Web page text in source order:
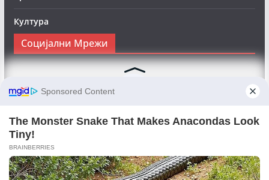
Култура
Социјални Мрежи
Следете нè на Фејсбук за да сте во тек со најновите